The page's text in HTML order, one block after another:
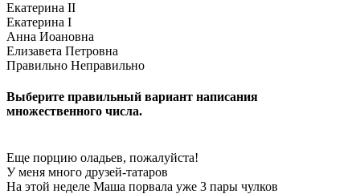
Екатерина II
Екатерина I
Анна Иоановна
Елизавета Петровна
Правильно Неправильно
Выберите правильный вариант написания
множественного числа.
Еще порцию оладьев, пожалуйста!
У меня много друзей-татаров
На этой неделе Маша порвала уже 3 пары чулков